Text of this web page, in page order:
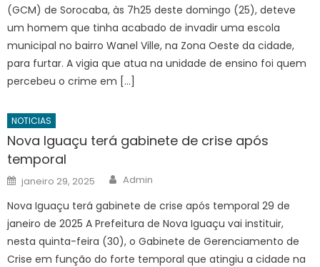
(GCM) de Sorocaba, às 7h25 deste domingo (25), deteve
um homem que tinha acabado de invadir uma escola
municipal no bairro Wanel Ville, na Zona Oeste da cidade,
para furtar. A vigia que atua na unidade de ensino foi quem
percebeu o crime em […]
NOTICIAS
Nova Iguaçu terá gabinete de crise após
temporal
Posted
on
janeiro 29, 2025 Author
Admin
Nova Iguaçu terá gabinete de crise após temporal 29 de
janeiro de 2025 A Prefeitura de Nova Iguaçu vai instituir,
nesta quinta-feira (30), o Gabinete de Gerenciamento de
Crise em função do forte temporal que atingiu a cidade na